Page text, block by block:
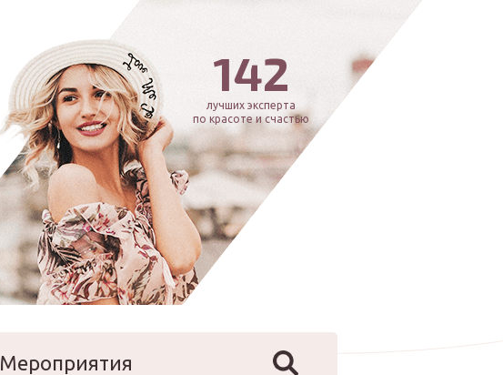
142
лучших эксперта
по красоте и счастью
Мероприятия